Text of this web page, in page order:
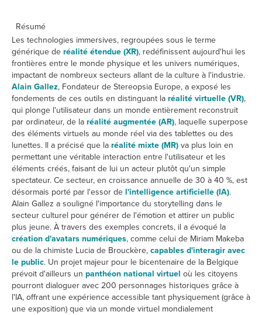
Résumé
Les technologies immersives, regroupées sous le terme
générique de réalité étendue (XR), redéfinissent aujourd'hui les
frontières entre le monde physique et les univers numériques,
impactant de nombreux secteurs allant de la culture à l'industrie.
Alain Gallez, Fondateur de Stereopsia Europe, a exposé les
fondements de ces outils en distinguant la réalité virtuelle (VR),
qui plonge l'utilisateur dans un monde entièrement reconstruit
par ordinateur, de la réalité augmentée (AR), laquelle superpose
des éléments virtuels au monde réel via des tablettes ou des
lunettes. Il a précisé que la réalité mixte (MR) va plus loin en
permettant une véritable interaction entre l'utilisateur et les
éléments créés, faisant de lui un acteur plutôt qu'un simple
spectateur. Ce secteur, en croissance annuelle de 30 à 40 %, est
désormais porté par l'essor de l'intelligence artificielle (IA).
Alain Gallez a souligné l'importance du storytelling dans le
secteur culturel pour générer de l'émotion et attirer un public
plus jeune. À travers des exemples concrets, il a évoqué la
création d'avatars numériques, comme celui de Miriam Makeba
ou de la chimiste Lucia de Brouckère, capables d'interagir avec
le public. Un projet majeur pour le bicentenaire de la Belgique
prévoit d'ailleurs un panthéon national virtuel où les citoyens
pourront dialoguer avec 200 personnages historiques grâce à
l'IA, offrant une expérience accessible tant physiquement (grâce à
une exposition) que via un monde virtuel mondialement